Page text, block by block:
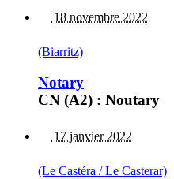
18 novembre 2022
(Biarritz)
Notary
CN (A2) : Noutary
17 janvier 2022
(Le Castéra / Le Casterar)